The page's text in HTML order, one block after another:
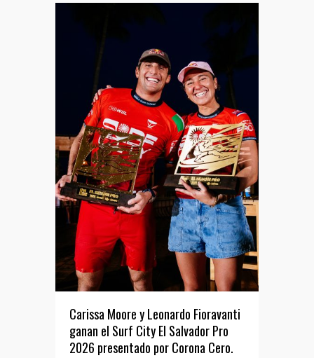
Carissa Moore y Leonardo Fioravanti
ganan el Surf City El Salvador Pro
2026 presentado por Corona Cero.